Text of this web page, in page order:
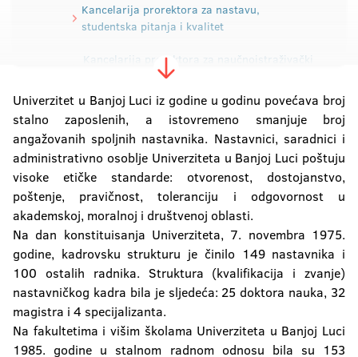
Kancelarija prorektora za nastavu,
studentska pitanja i kvalitet
Kancelarija prorektora za naučnoistraživački
Kancelarija prorektora za međunarodnu i
međuuniverzitetsku saradnju
Kancelarija prorektora za ljudske i
materijalne resurse
Sekretarijat Univerziteta
Sektor materijalno-finansijskih poslova
Konfucijev institut
Univerzitetski računarski centrar (URC)
Univerzitet u Banjoj Luci iz godine u godinu povećava broj
stalno zaposlenih, a istovremeno smanjuje broj
angažovanih spoljnih nastavnika. Nastavnici, saradnici i
administrativno osoblje Univerziteta u Banjoj Luci poštuju
visoke etičke standarde: otvorenost, dostojanstvo,
poštenje, pravičnost, toleranciju i odgovornost u
akademskoj, moralnoj i društvenoj oblasti.
Na dan konstituisanja Univerziteta, 7. novembra 1975.
godine, kadrovsku strukturu je činilo 149 nastavnika i
100 ostalih radnika. Struktura (kvalifikacija i zvanje)
nastavničkog kadra bila je sljedeća: 25 doktora nauka, 32
magistra i 4 specijalizanta.
Na fakultetima i višim školama Univerziteta u Banjoj Luci
1985. godine u stalnom radnom odnosu bila su 153